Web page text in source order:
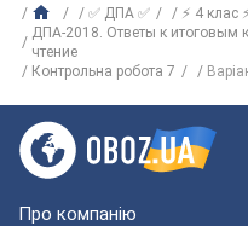
✅ ДПА ✅ ⚡ 4 клас
ДПА-2018. Ответы к итоговым
чтение
Контрольна робота 7
Про компанію